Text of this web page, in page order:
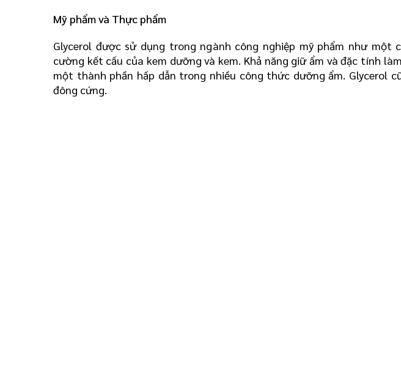
Mỹ phẩm và Thực phẩm
Glycerol được sử dụng trong ngành công nghiệp mỹ phẩm như
cường kết cấu của kem dưỡng và kem. Khả năng giữ ẩm và đặc tính
một thành phần hấp dẫn trong nhiều công thức dưỡng ẩm. Glycerol
đông cứng.